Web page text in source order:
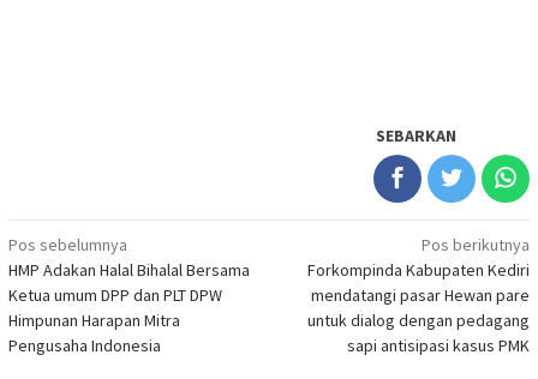
SEBARKAN
Navigasi
pos
Pos sebelumnya
HMP Adakan Halal Bihalal Bersama
Ketua umum DPP dan PLT DPW
Himpunan Harapan Mitra
Pengusaha Indonesia
Pos berikutnya
Forkompinda Kabupaten Kediri
mendatangi pasar Hewan pare
untuk dialog dengan pedagang
sapi antisipasi kasus PMK